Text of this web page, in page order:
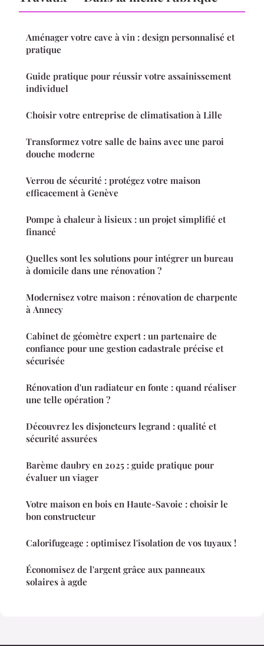
Aménager votre cave à vin : design personnalisé et
pratique
Guide pratique pour réussir votre assainissement
individuel
Choisir votre entreprise de climatisation à Lille
Transformez votre salle de bains avec une paroi
douche moderne
Verrou de sécurité : protégez votre maison
efficacement à Genève
Pompe à chaleur à lisieux : un projet simplifié et
financé
Quelles sont les solutions pour intégrer un bureau
à domicile dans une rénovation ?
Modernisez votre maison : rénovation de charpente
à Annecy
Cabinet de géomètre expert : un partenaire de
confiance pour une gestion cadastrale précise et
sécurisée
Rénovation d'un radiateur en fonte : quand réaliser
une telle opération ?
Découvrez les disjoncteurs legrand : qualité et
sécurité assurées
Barème daubry en 2025 : guide pratique pour
évaluer un viager
Votre maison en bois en Haute-Savoie : choisir le
bon constructeur
Calorifugeage : optimisez l'isolation de vos tuyaux !
Économisez de l'argent grâce aux panneaux
solaires à agde